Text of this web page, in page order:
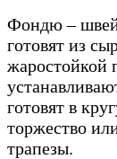
Фондю –
готовят из
жаростойкой
готовят в
торжество
трапезы.